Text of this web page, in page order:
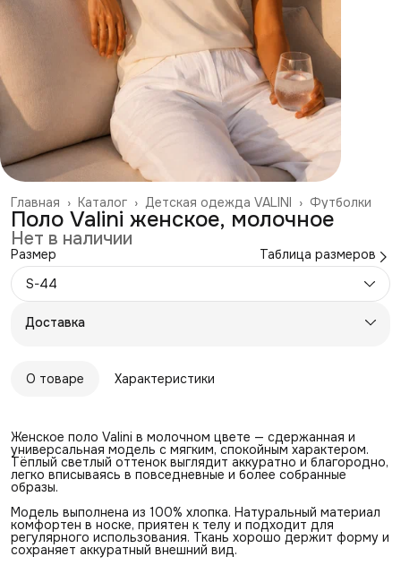
Футболки
Детская одежда VALINI ›
Каталог ›
Главная ›
Поло Valini женское, молочное
Нет в наличии
Размер
Таблица размеров
S-44
Доставка
О товаре Характеристики
Женское поло Valini в молочном цвете — сдержанная и
универсальная модель с мягким, спокойным характером.
Тёплый светлый оттенок выглядит аккуратно и благородно,
легко вписываясь в повседневные и более собранные
образы.
Модель выполнена из 100% хлопка. Натуральный материал
комфортен в носке, приятен к телу и подходит для
регулярного использования. Ткань хорошо держит форму и
сохраняет аккуратный внешний вид.